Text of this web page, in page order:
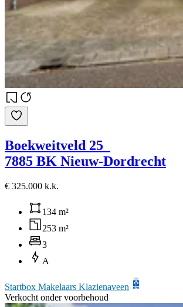
Boekweitveld 25
7885 BK Nieuw-Dordrecht
€ 325.000 k.k.
134 m²
253 m²
3
A
Startbox Makelaars Klazienaveen
Verkocht onder voorbehoud